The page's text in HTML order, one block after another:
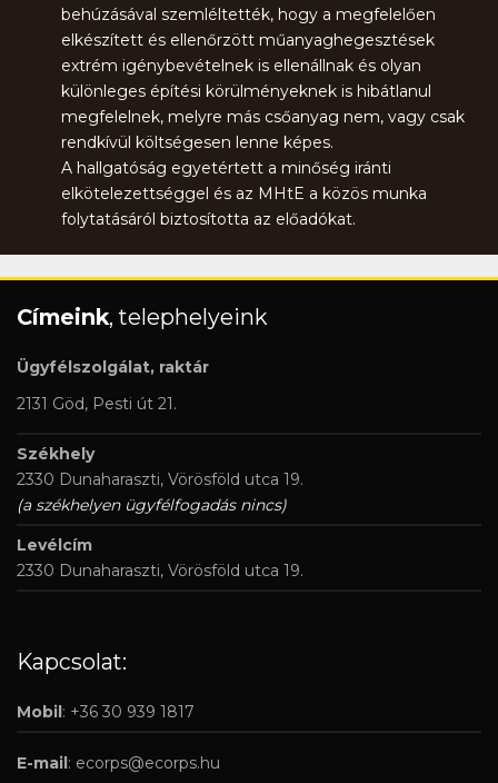
behúzásával szemléltették, hogy a megfelelően
elkészített és ellenőrzött műanyaghegesztések
extrém igénybevételnek is ellenállnak és olyan
különleges építési körülményeknek is hibátlanul
megfelelnek, melyre más csőanyag nem, vagy csak
rendkívül költségesen lenne képes.
A hallgatóság egyetértett a minőség iránti
elkötelezettséggel és az MHtE a közös munka
folytatásáról biztosította az előadókat.
Címeink, telephelyeink
Ügyfélszolgálat, raktár
2131 Göd, Pesti út 21.
Székhely
2330 Dunaharaszti, Vörösföld utca 19.
(a székhelyen ügyfélfogadás nincs)
Levélcím
2330 Dunaharaszti, Vörösföld utca 19.
Kapcsolat:
Mobil: +36 30 939 1817
E-mail: ecorps@ecorps.hu